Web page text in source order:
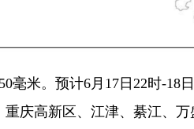
毫米。预计6月17日22时-18
庆高新区、江津、綦江、